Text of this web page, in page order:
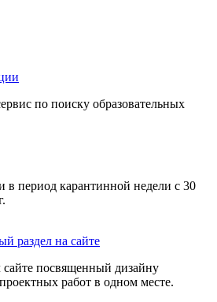
по поиску образовательных
период карантинной недели c 30
раздел на сайте
посвященный дизайну
работ в одном месте.